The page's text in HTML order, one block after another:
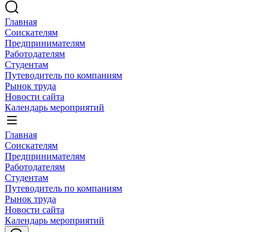
Главная
Соискателям
Предпринимателям
Работодателям
Студентам
Путеводитель по компаниям
Рынок труда
Новости сайта
Календарь мероприятий
Главная
Соискателям
Предпринимателям
Работодателям
Студентам
Путеводитель по компаниям
Рынок труда
Новости сайта
Календарь мероприятий